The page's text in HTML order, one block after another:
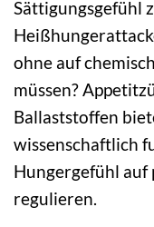
Sättigungsgefühl
ohne auf
müssen?
Ballaststoffen
wissenschaftlich
Hungergefühl auf
regulieren.